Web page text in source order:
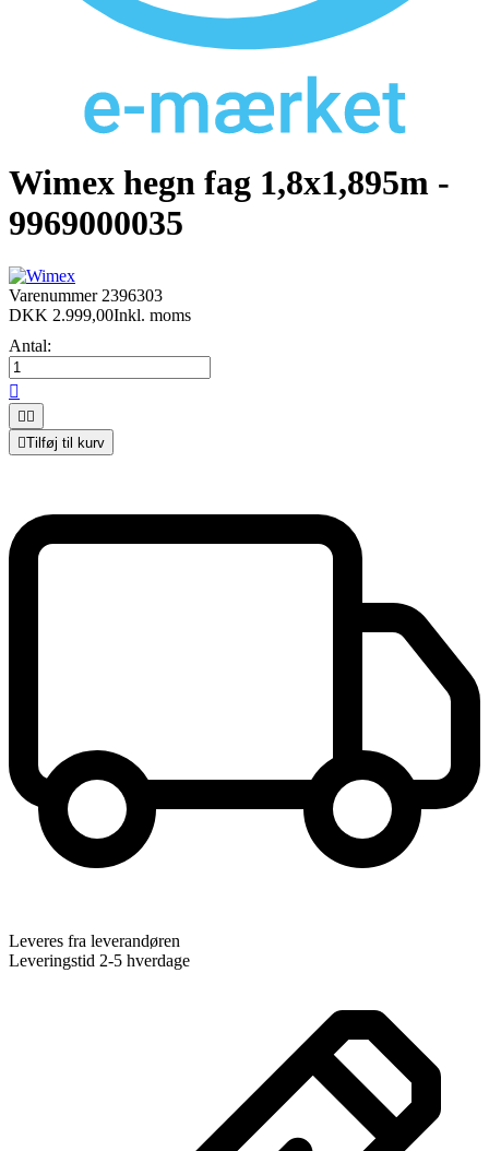
Wimex hegn fag 1,8x1,895m -
9969000035
Varenummer 2396303
DKK 2.999,00Inkl. moms
Antal:

 
Tilføj til kurv
Leveres fra leverandøren
Leveringstid 2-5 hverdage